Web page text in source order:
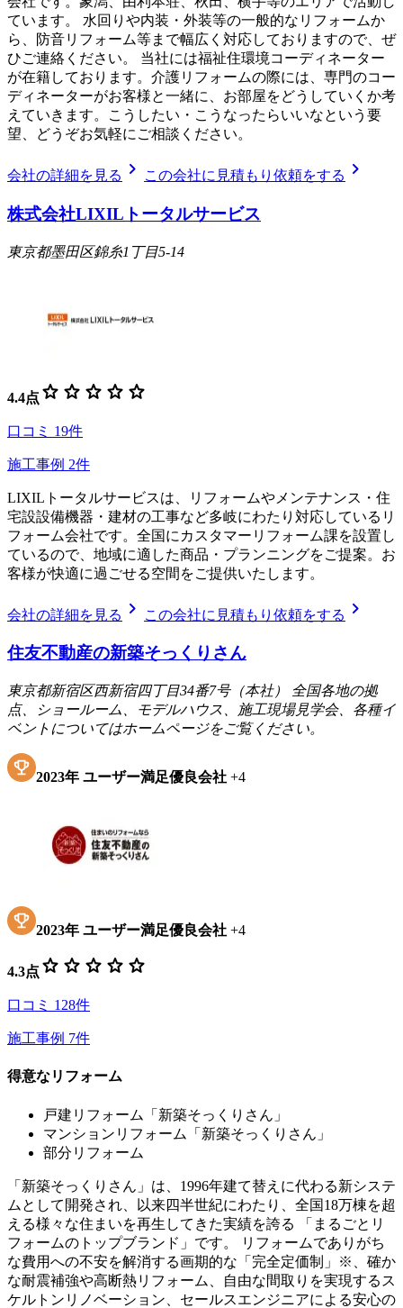
ています。 水回りや内装・外装等の一般的なリフォームか
ら、防音リフォーム等まで幅広く対応しておりますので、ぜ
ひご連絡ください。 当社には福祉住環境コーディネーター
が在籍しております。介護リフォームの際には、専門のコー
ディネーターがお客様と一緒に、お部屋をどうしていくか考
えていきます。こうしたい・こうなったらいいなという要
望、どうぞお気軽にご相談ください。
会社の詳細を見る chevron_right この会社に見積もり依頼をする chevron_right
株式会社LIXILトータルサービス
東京都墨田区錦糸1丁目5-14
4.4点 star star star star star
口コミ 19件
施工事例 2件
LIXILトータルサービスは、リフォームやメンテナンス・住
宅設設備機器・建材の工事など多岐にわたり対応しているリ
フォーム会社です。全国にカスタマーリフォーム課を設置し
ているので、地域に適した商品・プランニングをご提案。お
客様が快適に過ごせる空間をご提供いたします。
会社の詳細を見る chevron_right この会社に見積もり依頼をする chevron_right
住友不動産の新築そっくりさん
東京都新宿区西新宿四丁目34番7号（本社） 全国各地の拠
点、ショールーム、モデルハウス、施工現場見学会、各種イ
ベントについてはホームページをご覧ください。
2023年 ユーザー満足優良会社 +4
2023年 ユーザー満足優良会社 +4
4.3点 star star star star star
口コミ 128件
施工事例 7件
得意なリフォーム
戸建リフォーム「新築そっくりさん」
マンションリフォーム「新築そっくりさん」
部分リフォーム
「新築そっくりさん」は、1996年建て替えに代わる新システ
ムとして開発され、以来四半世紀にわたり、全国18万棟を超
える様々な住まいを再生してきた実績を誇る 「まるごとリ
フォームのトップブランド」です。 リフォームでありがち
な費用への不安を解消する画期的な「完全定価制」※、確か
な耐震補強や高断熱リフォーム、自由な間取りを実現するス
ケルトンリノベーション、セールスエンジニアによる安心の